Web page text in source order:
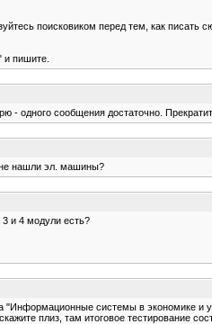
поисковиком перед тем, как писать
и пишите.
- одного сообщения достаточно.
нашли эл. машины?
и 4 модули есть?
"Информационные системы в экономике и
плиз, там итоговое тестирование